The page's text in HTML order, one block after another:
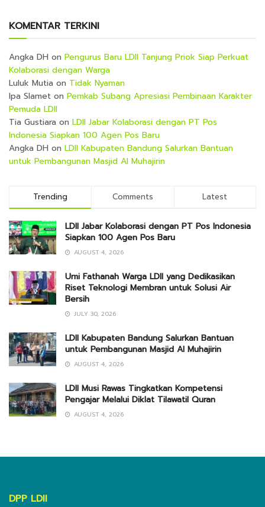
KOMENTAR TERKINI
Angka DH on Pengurus Baru LDII Tanjung Priok Siap Perkuat
Kolaborasi dengan Warga
Luluk Mutia on Tidak Nyaman
Ipa Slamet on Pemkab Subang Apresiasi Pembinaan Karakter
Pemuda LDII
Tia Gustiara on LDII Jabar Kolaborasi dengan PT Pos
Indonesia Siapkan 100 Agen Pos Baru
Angka DH on LDII Kabupaten Bandung Salurkan Bantuan
untuk Pembangunan Masjid Al Muhajirin
Trending Comments Latest
LDII Jabar Kolaborasi dengan PT Pos Indonesia
Siapkan 100 Agen Pos Baru
AUGUST 4, 2026
Umi Fathanah Warga LDII yang Dedikasikan
Riset Teknologi Membran untuk Solusi Air
Bersih
JULY 30, 2026
LDII Kabupaten Bandung Salurkan Bantuan
untuk Pembangunan Masjid Al Muhajirin
AUGUST 4, 2026
LDII Musi Rawas Tingkatkan Kompetensi
Pengajar Melalui Diklat Tilawatil Quran
AUGUST 4, 2026
DPP LDII